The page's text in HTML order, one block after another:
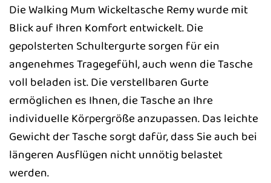
Die Walking Mum Wickeltasche Remy wurde mit
Blick auf Ihren Komfort entwickelt. Die
gepolsterten Schultergurte sorgen für ein
angenehmes Tragegefühl, auch wenn die Tasche
voll beladen ist. Die verstellbaren Gurte
ermöglichen es Ihnen, die Tasche an Ihre
individuelle Körpergröße anzupassen. Das leichte
Gewicht der Tasche sorgt dafür, dass Sie auch bei
längeren Ausflügen nicht unnötig belastet
werden.